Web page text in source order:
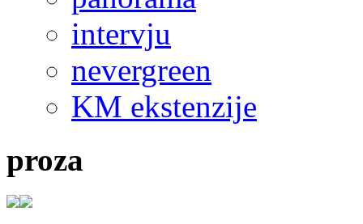
intervju
nevergreen
KM ekstenzije
proza